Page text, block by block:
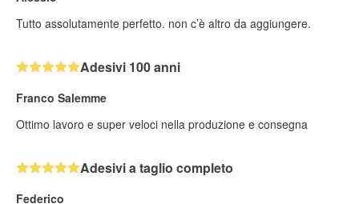
Tutto assolutamente perfetto. non c’è altro da aggiungere.
Adesivi 100 anni
Franco Salemme
Ottimo lavoro e super veloci nella produzione e consegna
Adesivi a taglio completo
Federico